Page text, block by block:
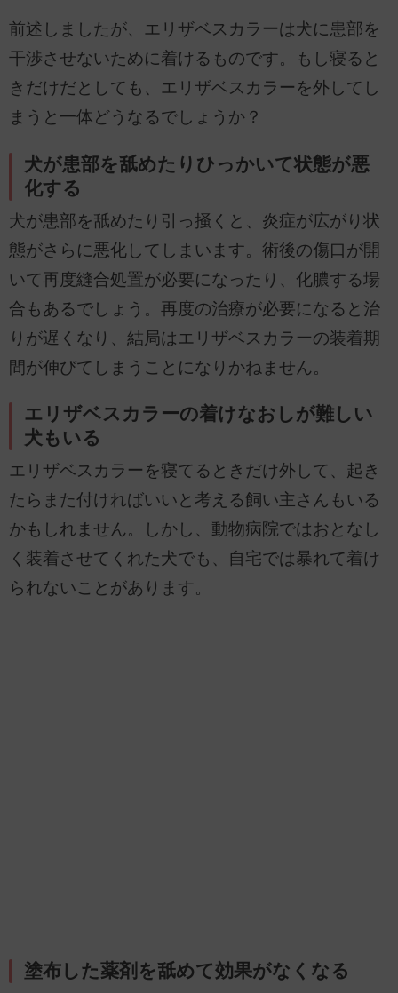
前述しましたが、エリザベスカラーは犬に患部を
干渉させないために着けるものです。もし寝ると
きだけだとしても、エリザベスカラーを外してし
まうと一体どうなるでしょうか？
犬が患部を舐めたりひっかいて状態が悪
化する
犬が患部を舐めたり引っ掻くと、炎症が広がり状
態がさらに悪化してしまいます。術後の傷口が開
いて再度縫合処置が必要になったり、化膿する場
合もあるでしょう。再度の治療が必要になると治
りが遅くなり、結局はエリザベスカラーの装着期
間が伸びてしまうことになりかねません。
エリザベスカラーの着けなおしが難しい
犬もいる
エリザベスカラーを寝てるときだけ外して、起き
たらまた付ければいいと考える飼い主さんもいる
かもしれません。しかし、動物病院ではおとなし
く装着させてくれた犬でも、自宅では暴れて着け
られないことがあります。
塗布した薬剤を舐めて効果がなくなる